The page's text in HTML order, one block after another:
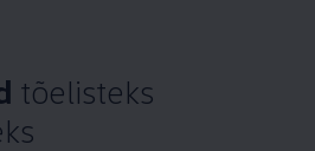
tõelisteks